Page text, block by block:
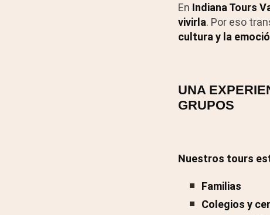
En Indiana Tours
vivirla. Por eso
cultura y la
UNA
GRUPOS
Nuestros tours
Familias
Colegios y